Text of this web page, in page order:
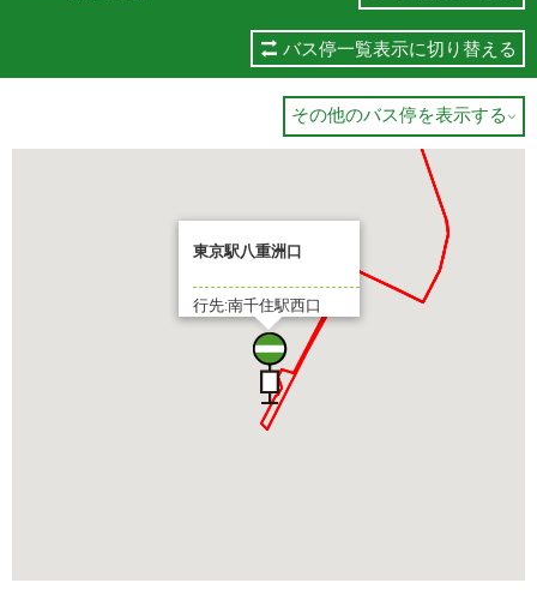
バス停一覧表示に切り替える
その他のバス停を表示する 
東京駅八重洲口
行先:南千住駅西口